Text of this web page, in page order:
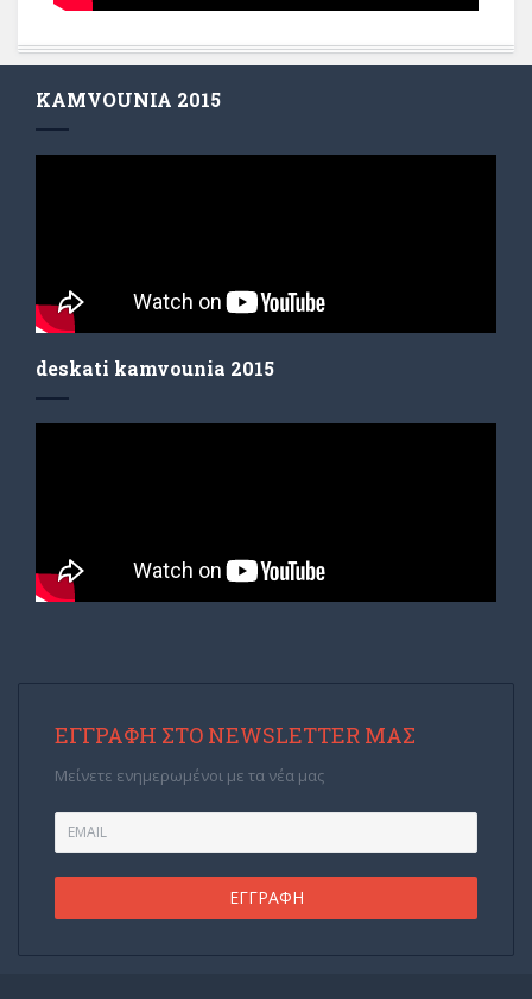
KAMVOUNIA 2015
deskati kamvounia 2015
ΕΓΓΡΑΦΉ ΣΤΟ NEWSLETTER ΜΑΣ
Μείνετε ενημερωμένοι με τα νέα μας